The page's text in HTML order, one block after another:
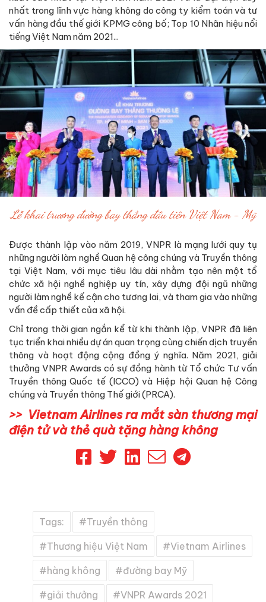
nhất trong lĩnh vực hàng không do công ty kiểm toán và tư
vấn hàng đầu thế giới KPMG công bố; Top 10 Nhãn hiệu nổi
tiếng Việt Nam năm 2021...
Lễ khai trương đường bay thẳng đầu tiên Việt Nam - Mỹ
Được thành lập vào năm 2019, VNPR là mạng lưới quy tụ
những người làm nghề Quan hệ công chúng và Truyền thông
tại Việt Nam, với mục tiêu lâu dài nhằm tạo nên một tổ
chức xã hội nghề nghiệp uy tín, xây dựng đội ngũ những
người làm nghề kế cận cho tương lai, và tham gia vào những
vấn đề cấp thiết của xã hội.
Chỉ trong thời gian ngắn kể từ khi thành lập, VNPR đã liên
tục triển khai nhiều dự án quan trọng cùng chiến dịch truyền
thông và hoạt động cộng đồng ý nghĩa. Năm 2021, giải
thưởng VNPR Awards có sự đồng hành từ Tổ chức Tư vấn
Truyền thông Quốc tế (ICCO) và Hiệp hội Quan hệ Công
chúng và Truyền thông Thế giới (PRCA).
Vietnam Airlines ra mắt sàn thương mại
điện tử và thẻ quà tặng hàng không
Tags: Truyền thông
Thương hiệu Việt Nam Vietnam Airlines
hàng không đường bay Mỹ
giải thưởng VNPR Awards 2021